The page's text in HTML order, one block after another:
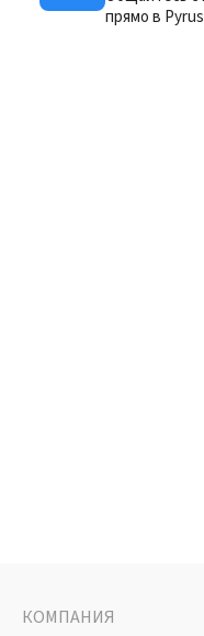
прямо в Pyrus
КОМПАНИЯ